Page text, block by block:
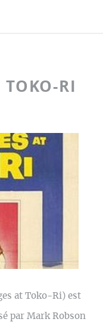
TOKO-RI
at Toko-Ri) est
par Mark Robson